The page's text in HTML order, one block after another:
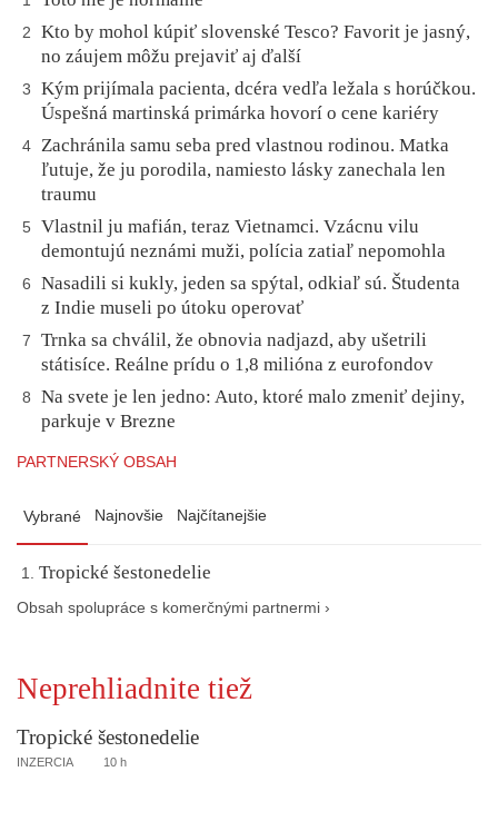
2
Kto by mohol kúpiť slovenské Tesco? Favorit je jasný,
no záujem môžu prejaviť aj ďalší
3
Kým prijímala pacienta, dcéra vedľa ležala s horúčkou.
Úspešná martinská primárka hovorí o cene kariéry
4 Zachránila samu seba pred vlastnou rodinou. Matka
ľutuje, že ju porodila, namiesto lásky zanechala len
traumu
5
Vlastnil ju mafián, teraz Vietnamci. Vzácnu vilu
demontujú neznámi muži, polícia zatiaľ nepomohla
6
Nasadili si kukly, jeden sa spýtal, odkiaľ sú. Študenta
z Indie museli po útoku operovať
7
Trnka sa chválil, že obnovia nadjazd, aby ušetrili
státisíce. Reálne prídu o 1,8 milióna z eurofondov
8
Na svete je len jedno: Auto, ktoré malo zmeniť dejiny,
parkuje v Brezne
PARTNERSKÝ OBSAH
Vybrané Najnovšie Najčítanejšie
Tropické šestonedelie
Obsah spolupráce s komerčnými partnermi ›
Neprehliadnite tiež
Tropické šestonedelie
INZERCIA 10 h